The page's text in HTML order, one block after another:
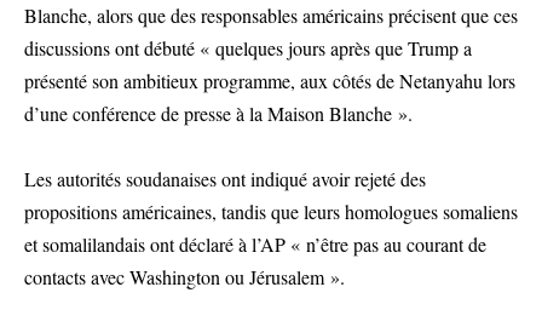
Blanche, alors que des responsables américains précisent que ces
discussions ont débuté « quelques jours après que Trump a
présenté son ambitieux programme, aux côtés de Netanyahu lors
d’une conférence de presse à la Maison Blanche ».
Les autorités soudanaises ont indiqué avoir rejeté des
propositions américaines, tandis que leurs homologues somaliens
et somalilandais ont déclaré à l’AP « n’être pas au courant de
contacts avec Washington ou Jérusalem ».